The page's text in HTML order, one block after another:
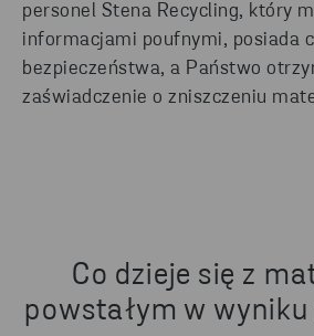
personel Stena Recycling, który
informacjami poufnymi, posiada
bezpieczeństwa, a Państwo
zaświadczenie o zniszczeniu
Co dzieje się z
powstałym w